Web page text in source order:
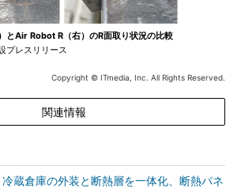
とAir Robot R（右）のR面取り状況の比較
プレスリリース
Copyright © ITmedia, Inc. All Rights Reserved.
関連情報
冷蔵倉庫の外装と断熱層を一体化、断熱パネ